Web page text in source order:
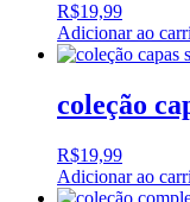
R$19,99
Adicionar ao
coleção
R$19,99
Adicionar ao